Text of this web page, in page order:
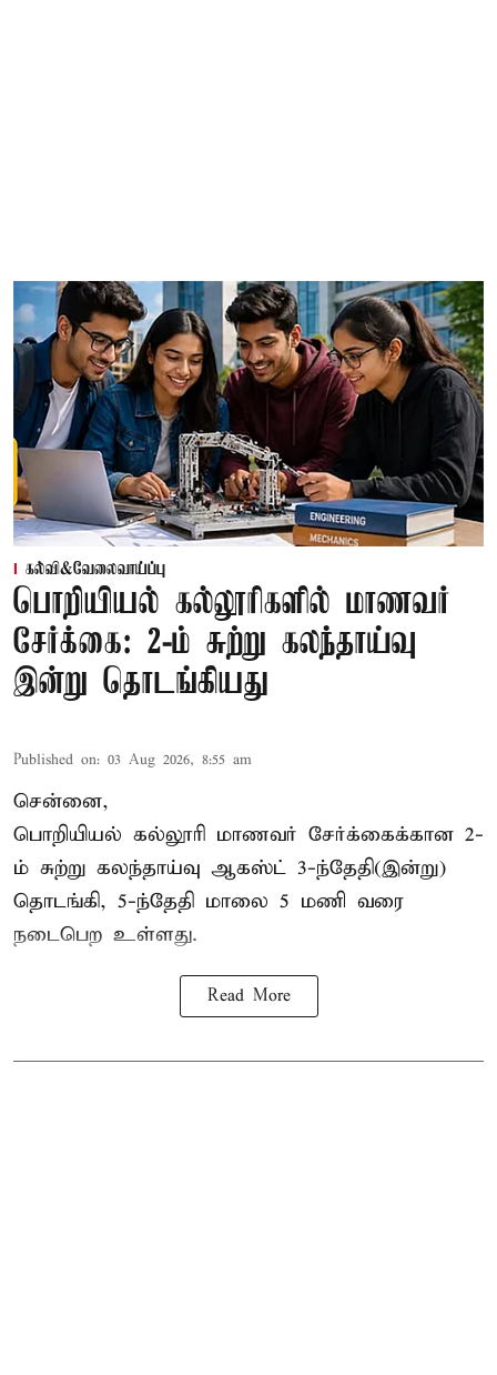
கல்வி&வேலைவாய்ப்பு
பொறியியல் கல்லூரிகளில் மாணவர்
சேர்க்கை: 2-ம் சுற்று கலந்தாய்வு
இன்று தொடங்கியது
Published on: 03 Aug 2026, 8:55 am
சென்னை,
பொறியியல் கல்லூரி மாணவர் சேர்க்கைக்கான 2-
ம் சுற்று கலந்தாய்வு ஆகஸ்ட் 3-ந்தேதி(இன்று)
தொடங்கி, 5-ந்தேதி மாலை 5 மணி வரை
நடைபெற உள்ளது.
Read More